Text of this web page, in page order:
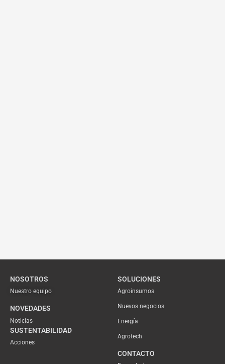
NOSOTROS
Nuestro equipo
NOVEDADES
Noticias
SUSTENTABILIDAD
Acciones
SOLUCIONES
Agroinsumos
Nuevos negocios
Energía
Agrotech
CONTACTO